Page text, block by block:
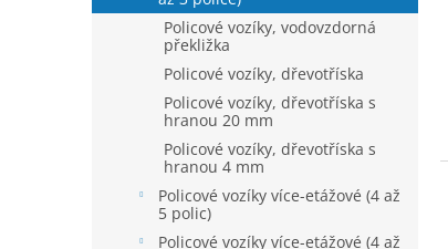
Policové vozíky, vodovzdorná
překližka
Policové vozíky, dřevotříska
Policové vozíky, dřevotříska s
hranou 20 mm
Policové vozíky, dřevotříska s
hranou 4 mm
Policové vozíky více-etážové (4 až
5 polic)
Policové vozíky více-etážové (4 až